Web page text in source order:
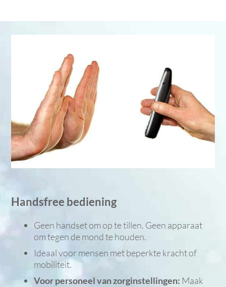
Handsfree bediening
Geen handset om op te tillen. Geen apparaat
om tegen de mond te houden.
Ideaal voor mensen met beperkte kracht of
mobiliteit.
Voor personeel van zorginstellingen: Maak